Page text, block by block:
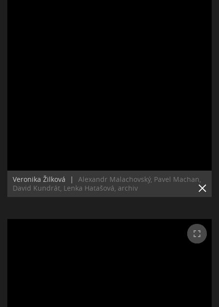
Veronika Žilková |
Alexandr Malachovský, Pavel Machan,
David Kundrát, Lenka Hatašová, archiv